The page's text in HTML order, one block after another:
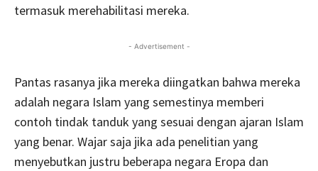
termasuk merehabilitasi mereka.
- Advertisement -
Pantas rasanya jika mereka diingatkan bahwa mereka
adalah negara Islam yang semestinya memberi
contoh tindak tanduk yang sesuai dengan ajaran Islam
yang benar. Wajar saja jika ada penelitian yang
menyebutkan justru beberapa negara Eropa dan